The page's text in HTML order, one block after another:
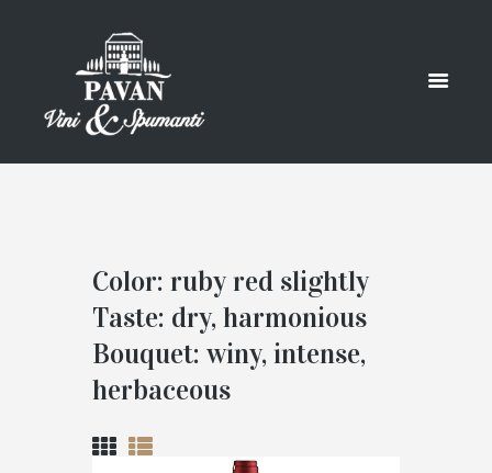
Color: ruby red slightly
Taste: dry, harmonious
Bouquet: winy, intense,
herbaceous